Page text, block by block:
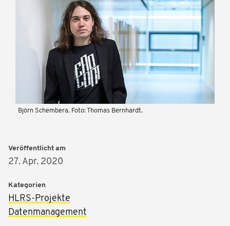
Björn Schembera. Foto: Thomas Bernhardt.
Veröffentlicht am
27. Apr. 2020
Kategorien
HLRS-Projekte
Datenmanagement